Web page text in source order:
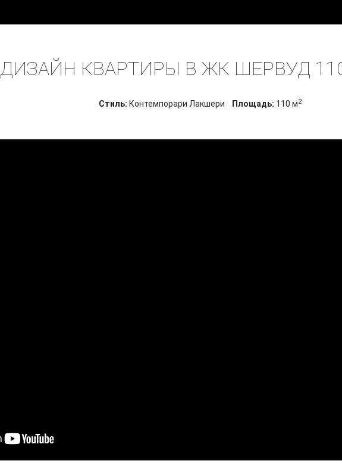
ДИЗАЙН КВАРТИРЫ В ЖК ШЕРВУД
Стиль: Контемпорари Лакшери Площадь: 110 м2